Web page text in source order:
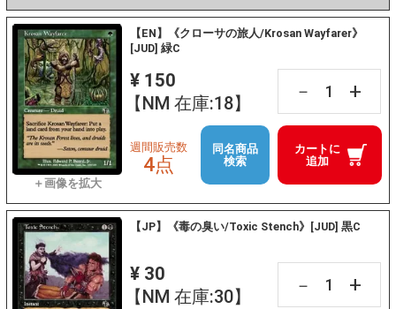
【EN】《クローサの旅人/Krosan Wayfarer》
[JUD] 緑C
¥ 150
【NM 在庫:18】
－ +
カートに
追加
週間販売数
4点
同名商品
検索
【JP】《毒の臭い/Toxic Stench》[JUD] 黒C
¥ 30
【NM 在庫:30】
－ +